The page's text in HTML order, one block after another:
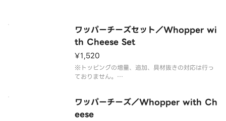
ワッパーチーズセット／Whopper wi
th Cheese Set
¥1,520
※トッピングの増量、追加、具材抜きの対応は行っ
ておりません。
ざいます。なお、商品の破損を防ぐため、フィルム
には空気穴がございます。
ワッパーチーズ／Whopper with Ch
eese